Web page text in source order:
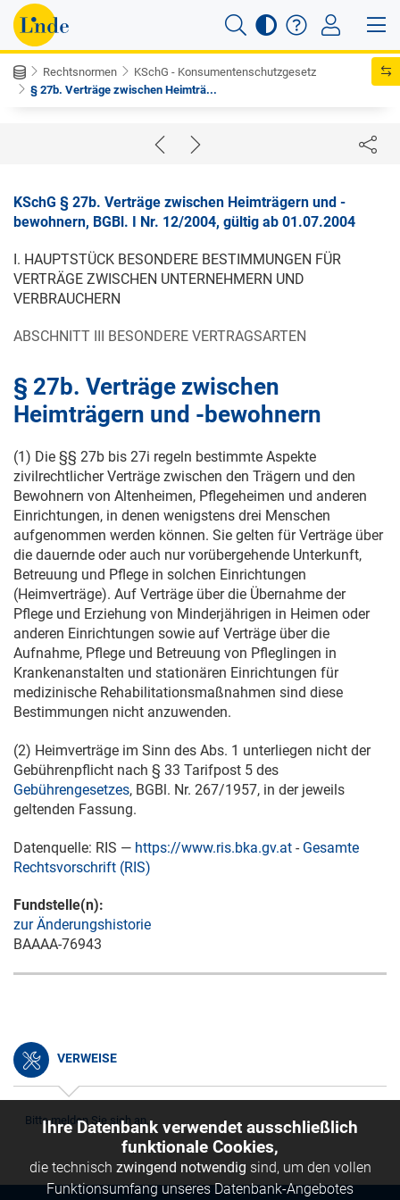
Rechtsnormen
KSchG - Konsumentenschutzgesetz
§ 27b. Verträge zwischen Heimträ...
KSchG § 27b. Verträge zwischen Heimträgern und -
bewohnern, BGBl. I Nr. 12/2004, gültig ab 01.07.2004
I. HAUPTSTÜCK BESONDERE BESTIMMUNGEN FÜR
VERTRÄGE ZWISCHEN UNTERNEHMERN UND
VERBRAUCHERN
ABSCHNITT III BESONDERE VERTRAGSARTEN
§ 27b. Verträge zwischen
Heimträgern und -bewohnern
(1) Die §§ 27b bis 27i regeln bestimmte Aspekte
zivilrechtlicher Verträge zwischen den Trägern und den
Bewohnern von Altenheimen, Pflegeheimen und anderen
Einrichtungen, in denen wenigstens drei Menschen
aufgenommen werden können. Sie gelten für Verträge über
die dauernde oder auch nur vorübergehende Unterkunft,
Betreuung und Pflege in solchen Einrichtungen
(Heimverträge). Auf Verträge über die Übernahme der
Pflege und Erziehung von Minderjährigen in Heimen oder
anderen Einrichtungen sowie auf Verträge über die
Aufnahme, Pflege und Betreuung von Pfleglingen in
Krankenanstalten und stationären Einrichtungen für
medizinische Rehabilitationsmaßnahmen sind diese
Bestimmungen nicht anzuwenden.
(2) Heimverträge im Sinn des Abs. 1 unterliegen nicht der
Gebührenpflicht nach § 33 Tarifpost 5 des
Gebührengesetzes, BGBl. Nr. 267/1957, in der jeweils
geltenden Fassung.
Datenquelle: RIS — https://www.ris.bka.gv.at - Gesamte
Rechtsvorschrift (RIS)
Fundstelle(n):
zur Änderungshistorie
BAAAA-76943
VERWEISE
Bitte melden Sie sich an.
Ihre Datenbank verwendet ausschließlich
funktionale Cookies,
die technisch zwingend notwendig sind, um den vollen
Funktionsumfang unseres Datenbank-Angebotes